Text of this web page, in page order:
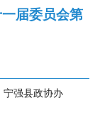
届委员会第
宁强县政协办